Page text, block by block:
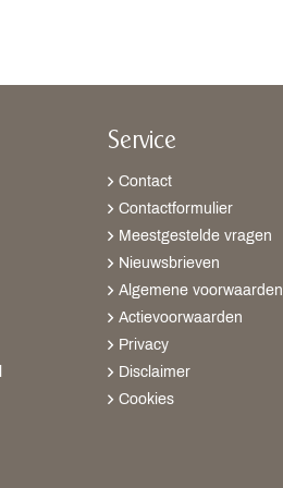
Service
Contact
Contactformulier
Meestgestelde vragen
Nieuwsbrieven
Algemene voorwaarden
Actievoorwaarden
Privacy
Disclaimer
Cookies